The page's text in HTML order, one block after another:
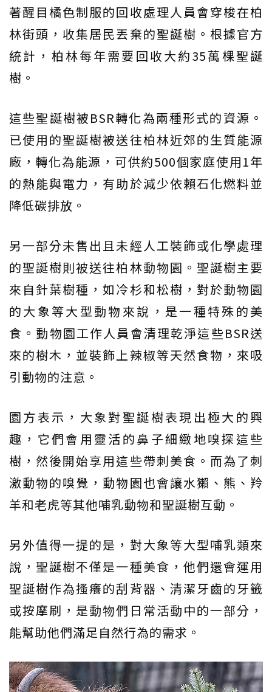
著醒目橘色制服的回收處理人員會穿梭在柏
林街頭，收集居民丟棄的聖誕樹。根據官方
統計，柏林每年需要回收大約35萬棵聖誕
樹。
這些聖誕樹被BSR轉化為兩種形式的資源。
已使用的聖誕樹被送往柏林近郊的生質能源
廠，轉化為能源，可供約500個家庭使用1年
的熱能與電力，有助於減少依賴石化燃料並
降低碳排放。
另一部分未售出且未經人工裝飾或化學處理
的聖誕樹則被送往柏林動物園。聖誕樹主要
來自針葉樹種，如冷杉和松樹，對於動物園
的大象等大型動物來說，是一種特殊的美
食。動物園工作人員會清理乾淨這些BSR送
來的樹木，並裝飾上辣椒等天然食物，來吸
引動物的注意。
園方表示，大象對聖誕樹表現出極大的興
趣，它們會用靈活的鼻子細緻地嗅探這些
樹，然後開始享用這些帶刺美食。而為了刺
激動物的嗅覺，動物園也會讓水獺、熊、羚
羊和老虎等其他哺乳動物和聖誕樹互動。
另外值得一提的是，對大象等大型哺乳類來
說，聖誕樹不僅是一種美食，他們還會運用
聖誕樹作為搔癢的刮背器、清潔牙齒的牙籤
或按摩刷，是動物們日常活動中的一部分，
能幫助他們滿足自然行為的需求。